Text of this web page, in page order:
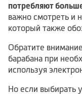
потребляют
важно смотреть и
который также
Обратите
барабана при
используя
Но если выбирать